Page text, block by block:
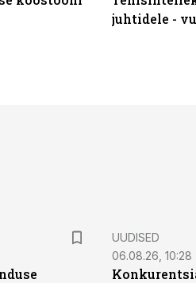
juhtidele -
UUDISED
06.08.26, 10:28